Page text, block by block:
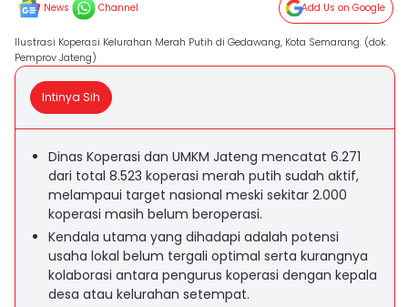
News Channel Add Us on Google
Ilustrasi Koperasi Kelurahan Merah Putih di Gedawang, Kota Semarang. (dok.
Pemprov Jateng)
Intinya Sih
Dinas Koperasi dan UMKM Jateng mencatat 6.271
dari total 8.523 koperasi merah putih sudah aktif,
melampaui target nasional meski sekitar 2.000
koperasi masih belum beroperasi.
Kendala utama yang dihadapi adalah potensi
usaha lokal belum tergali optimal serta kurangnya
kolaborasi antara pengurus koperasi dengan kepala
desa atau kelurahan setempat.